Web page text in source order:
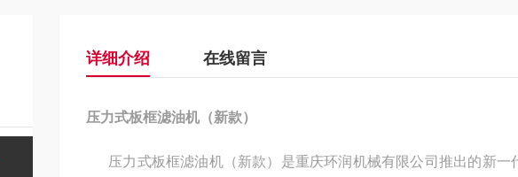
详细介绍 在线留言
压力式板框滤油机（新款）
压力式板框滤油机（新款）是重庆环润机械有限公司推出的新一